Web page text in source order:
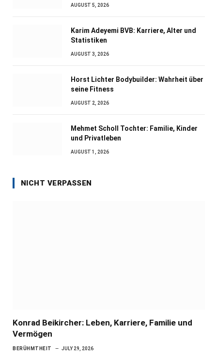
AUGUST 5, 2026
Karim Adeyemi BVB: Karriere, Alter und
Statistiken
AUGUST 3, 2026
Horst Lichter Bodybuilder: Wahrheit über
seine Fitness
AUGUST 2, 2026
Mehmet Scholl Tochter: Familie, Kinder
und Privatleben
AUGUST 1, 2026
NICHT VERPASSEN
Konrad Beikircher: Leben, Karriere, Familie und
Vermögen
BERÜHMTHEIT JULY 29, 2026